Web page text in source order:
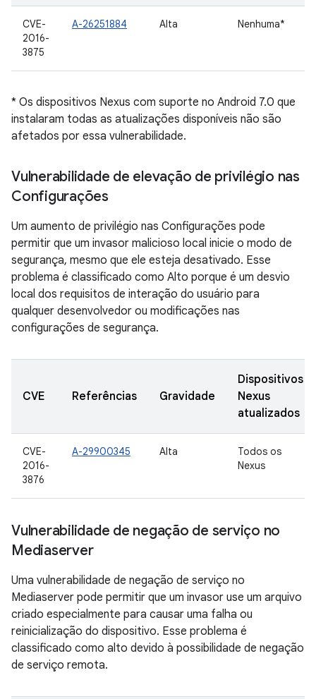
CVE-
2016-
3875
A-26251884 Alta Nenhuma*
* Os dispositivos Nexus com suporte no Android 7.0 que
instalaram todas as atualizações disponíveis não são
afetados por essa vulnerabilidade.
Vulnerabilidade de elevação de privilégio nas
Configurações
Um aumento de privilégio nas Configurações pode
permitir que um invasor malicioso local inicie o modo de
segurança, mesmo que ele esteja desativado. Esse
problema é classificado como Alto porque é um desvio
local dos requisitos de interação do usuário para
qualquer desenvolvedor ou modificações nas
configurações de segurança.
CVE Referências Gravidade
Dispositivos
Nexus
atualizados
CVE-
2016-
3876
A-29900345 Alta
Todos os
Nexus
Vulnerabilidade de negação de serviço no
Mediaserver
Uma vulnerabilidade de negação de serviço no
Mediaserver pode permitir que um invasor use um arquivo
criado especialmente para causar uma falha ou
reinicialização do dispositivo. Esse problema é
classificado como alto devido à possibilidade de negação
de serviço remota.